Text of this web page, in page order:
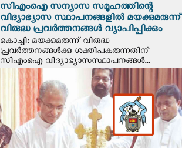
സി‌എം‌ഐ സന്യാസ സമൂഹത്തിന്റെ
വിദ്യാഭ്യാസ സ്ഥാപനങ്ങളില്‍ മയക്കുമരുന്ന്
വിരുദ്ധ പ്രവർത്തനങ്ങൾ വ്യാപിപ്പിക്കും
കൊച്ചി: മയക്കുമരുന്ന് വിരുദ്ധ
പ്രവർത്തനങ്ങൾക്കു ശക്തിപകരുന്നതിന്
സിഎംഐ വിദ്യാഭ്യാസസ്ഥാപനങ്ങൾ...